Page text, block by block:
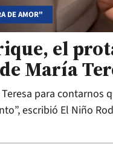
DE AMOR"
el
María
para
escribió El Niño